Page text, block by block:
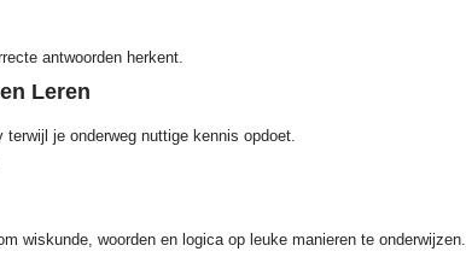
antwoorden herkent.
Leren
je onderweg nuttige kennis opdoet.
wiskunde, woorden en logica op leuke manieren te onderwijzen.